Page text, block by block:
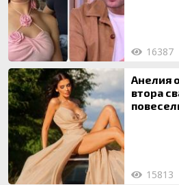
16387
Анелия
втора
15813